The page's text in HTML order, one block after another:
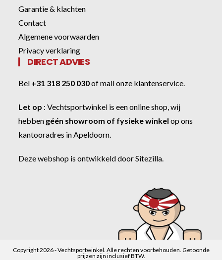
Garantie & klachten
Contact
Algemene voorwaarden
Privacy verklaring
DIRECT ADVIES
Bel +31 318 250 030ofmail onze klantenservice
Let op :Vechtsportwinkel is een online shop, wij
hebben géén showroom of fysieke winkel op ons
kantooradres in Apeldoorn.
Deze webshop is ontwikkeld doorSitezilla
Copyright 2026 - Vechtsportwinkel. Alle rechten voorbehouden. Getoonde
prijzen zijn inclusief BTW.